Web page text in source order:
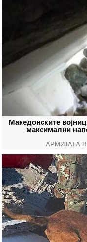
Македонските
максимални
АРМИЈАТА